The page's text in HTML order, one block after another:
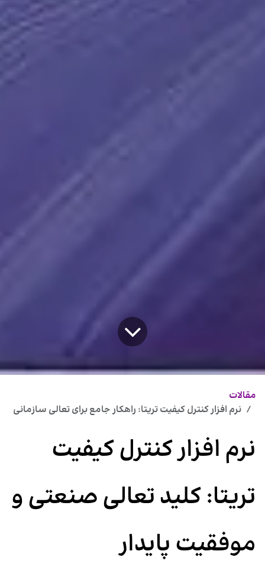
مقالات
نرم افزار کنترل کیفیت تریتا: راهکار جامع برای تعالی سازمانی
نرم افزار کنترل کیفیت
تریتا: کلید تعالی صنعتی و
موفقیت پایدار